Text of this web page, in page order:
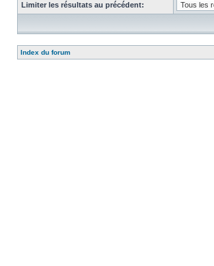
Limiter les résultats au précédent:
Index du forum